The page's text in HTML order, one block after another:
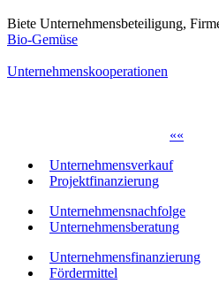
Biete Unternehmensbeteiligung,
Bio-Gemüse
Unternehmenskooperationen
««
Unternehmensverkauf
Projektfinanzierung
Unternehmensnachfolge
Unternehmensberatung
Unternehmensfinanzierung
Fördermittel